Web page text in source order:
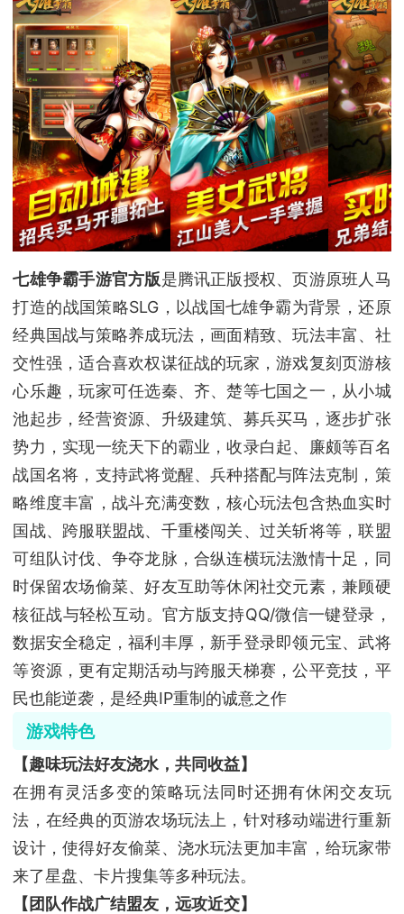
七雄争霸手游官方版是腾讯正版授权、页游原班人马
打造的战国策略SLG，以战国七雄争霸为背景，还原
经典国战与策略养成玩法，画面精致、玩法丰富、社
交性强，适合喜欢权谋征战的玩家，游戏复刻页游核
心乐趣，玩家可任选秦、齐、楚等七国之一，从小城
池起步，经营资源、升级建筑、募兵买马，逐步扩张
势力，实现一统天下的霸业，收录白起、廉颇等百名
战国名将，支持武将觉醒、兵种搭配与阵法克制，策
略维度丰富，战斗充满变数，核心玩法包含热血实时
国战、跨服联盟战、千重楼闯关、过关斩将等，联盟
可组队讨伐、争夺龙脉，合纵连横玩法激情十足，同
时保留农场偷菜、好友互助等休闲社交元素，兼顾硬
核征战与轻松互动。官方版支持QQ/微信一键登录，
数据安全稳定，福利丰厚，新手登录即领元宝、武将
等资源，更有定期活动与跨服天梯赛，公平竞技，平
民也能逆袭，是经典IP重制的诚意之作
游戏特色
【趣味玩法好友浇水，共同收益】
在拥有灵活多变的策略玩法同时还拥有休闲交友玩
法，在经典的页游农场玩法上，针对移动端进行重新
设计，使得好友偷菜、浇水玩法更加丰富，给玩家带
来了星盘、卡片搜集等多种玩法。
【团队作战广结盟友，远攻近交】